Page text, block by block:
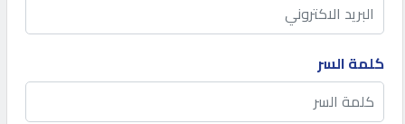
كيو
كيو
كلمة السر